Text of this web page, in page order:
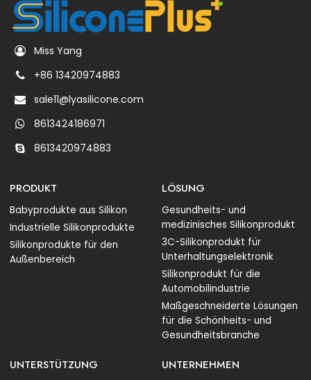
Miss Yang
+86 13420974883
sale11@lyasilicone.com
8613424186971
8613420974883
PRODUKT
Babyprodukte aus Silikon
Industrielle Silikonprodukte
Silikonprodukte für den
Außenbereich
LÖSUNG
Gesundheits- und
medizinisches Silikonprodukt
3C-Silikonprodukt für
Unterhaltungselektronik
Silikonprodukt für die
Automobilindustrie
Maßgeschneiderte Lösungen
für die Schönheits- und
Gesundheitsbranche
UNTERSTÜTZUNG UNTERNEHMEN